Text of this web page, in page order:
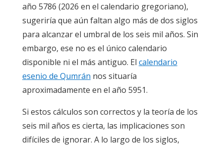
año 5786 (2026 en el calendario gregoriano),
sugeriría que aún faltan algo más de dos siglos
para alcanzar el umbral de los seis mil años. Sin
embargo, ese no es el único calendario
disponible ni el más antiguo. El calendario
esenio de Qumrán nos situaría
aproximadamente en el año 5951.
Si estos cálculos son correctos y la teoría de los
seis mil años es cierta, las implicaciones son
difíciles de ignorar. A lo largo de los siglos,